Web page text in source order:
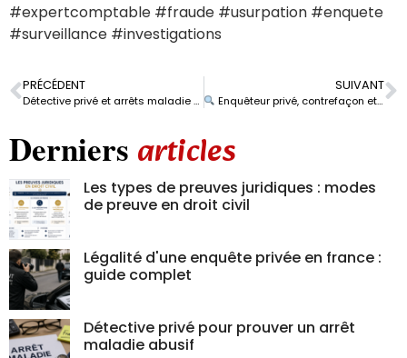
#expertcomptable #fraude #usurpation #enquete
#surveillance #investigations
PRÉCÉDENT
Détective privé et arrêts maladie frauduleux : protégez efficacement votre entreprise
SUIVANT
Enquêteur privé, contrefaçon et réseaux de contrefacteurs
Derniers articles
Les types de preuves juridiques : modes
de preuve en droit civil
Légalité d'une enquête privée en france :
guide complet
Détective privé pour prouver un arrêt
maladie abusif